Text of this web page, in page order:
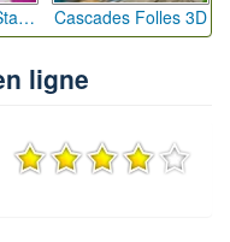
Défi de Mode: Star du Podium Cascades Folles 3D
ligne